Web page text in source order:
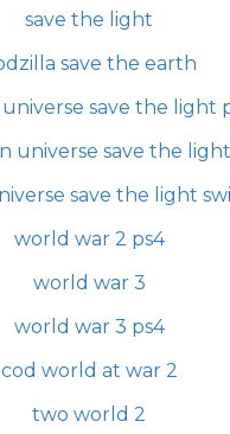
save the light
save the earth
save the light
universe save the light
save the light
world war 2 ps4
world war 3
world war 3 ps4
cod world at war 2
two world 2